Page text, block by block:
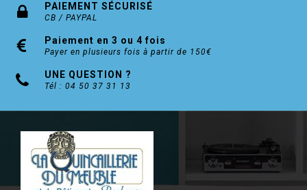
PAIEMENT SÉCURISÉ
CB / PAYPAL
Paiement en 3 ou 4 fois
Payer en plusieurs fois à partir de 150€
UNE QUESTION ?
Tél : 04 50 37 31 13